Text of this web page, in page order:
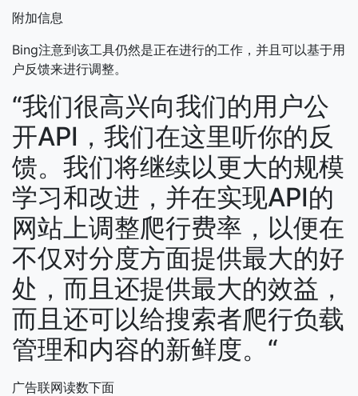
附加信息
Bing注意到该工具仍然是正在进行的工作，并且可以基于用
户反馈来进行调整。
“我们很高兴向我们的用户公
开API，我们在这里听你的反
馈。我们将继续以更大的规模
学习和改进，并在实现API的
网站上调整爬行费率，以便在
不仅对分度方面提供最大的好
处，而且还提供最大的效益，
而且还可以给搜索者爬行负载
管理和内容的新鲜度。“
广告联网读数下面